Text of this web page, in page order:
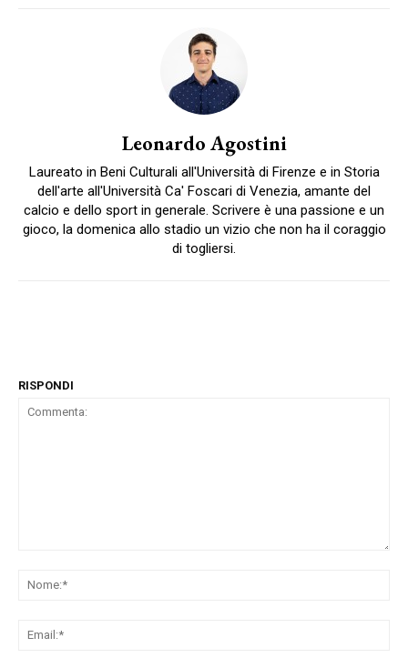
Leonardo Agostini
Laureato in Beni Culturali all'Università di Firenze e in Storia
dell'arte all'Università Ca' Foscari di Venezia, amante del
calcio e dello sport in generale. Scrivere è una passione e un
gioco, la domenica allo stadio un vizio che non ha il coraggio
di togliersi.
RISPONDI